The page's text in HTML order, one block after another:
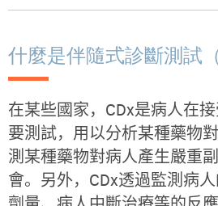
什麼是伴隨式診斷測試
在某些國家，CDx是病人在
要測試，用以分析某種藥物
測某種藥物對病人產生嚴重
會。另外，CDx透過監測病